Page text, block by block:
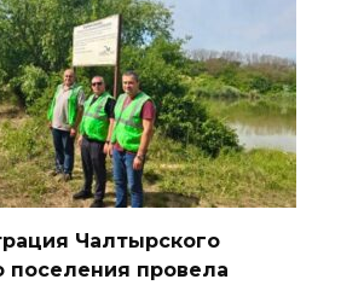
Чалтырского
поселения провела